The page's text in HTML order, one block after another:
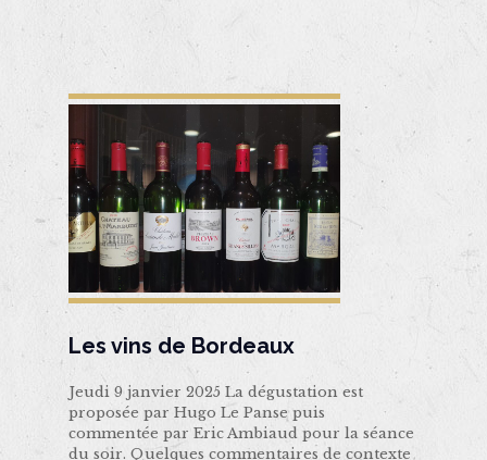
Les vins de Bordeaux
Jeudi 9 janvier 2025 La dégustation est
proposée par Hugo Le Panse puis
commentée par Eric Ambiaud pour la séance
du soir. Quelques commentaires de contexte